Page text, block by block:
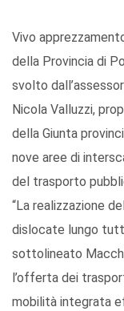
Vivo
della Provincia di
svolto
Nicola Valluzzi,
della Giunta
nove aree di
del trasporto
“La realizzazione
dislocate lungo
sottolineato
l’offerta dei
mobilità integrata